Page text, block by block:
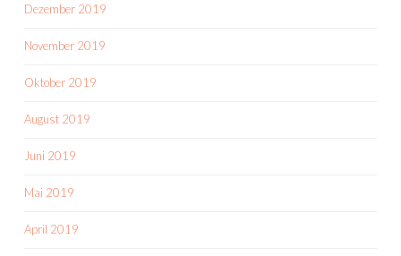
Dezember 2019
November 2019
Oktober 2019
August 2019
Juni 2019
Mai 2019
April 2019